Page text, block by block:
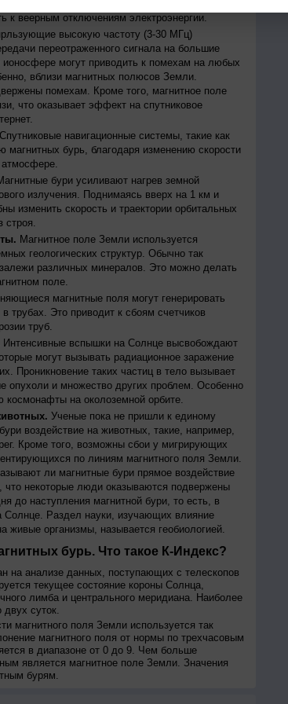
могут вызывать масштабные сбои в
к веерным отключениям электроэнергии.
высокую частоту (3-30 МГц)
переотраженного сигнала на большие
ионосфере могут приводить к помехам на любых
вблизи магнитных полюсов Земли.
помехам. Кроме того, магнитное поле
что оказывает эффект на спутниковое
Спутниковые навигационные системы, такие как
магнитных бурь, благодаря изменению скорости
атмосфере.
бури усиливают нагрев земной
излучения. Поднимаясь вверх на 1 км и
изменить скорость и траектории орбитальных
строя.
Магнитное поле Земли используется
геологических структур. Обычно так
различных минералов. Это можно делать
поле.
магнитные поля могут генерировать
трубах. Это приводит к сбоям счетчиков
труб.
Интенсивные вспышки на Солнце высвобождают
могут вызывать радиационное заражение
Проникновение таких частиц в тело вызывает
опухоли и множество других проблем. Особенно
космонафты на околоземной орбите.
Ученые пока не пришли к единому
воздействие на животных, такие, например,
Кроме того, возможны сбои у мигрирующих
по линиям магнитного поля Земли.
ли магнитные бури прямое воздействие
некоторые люди оказываются подвержены
до наступления магнитной бури, то есть, в
Солнце. Раздел науки, изучающих влияние
живые организмы, называется геобиологией.
бурь. Что такое К-Индекс?
на анализе данных, поступающих с телескопов
текущее состояние короны Солнца,
лимба и центрального меридиана. Наиболее
суток.
магнитного поля Земли используется так
магнитного поля от нормы по трехчасовым
в диапазоне от 0 до 9. Чем больше
является магнитное поле Земли. Значения
бурям.